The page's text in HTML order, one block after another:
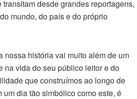
transitam desde grandes reportagens,
mundo, do país e do próprio
nossa história vai muito além de um
na vida do seu público leitor e do
que construímos ao longo de
dia tão simbólico como este, é